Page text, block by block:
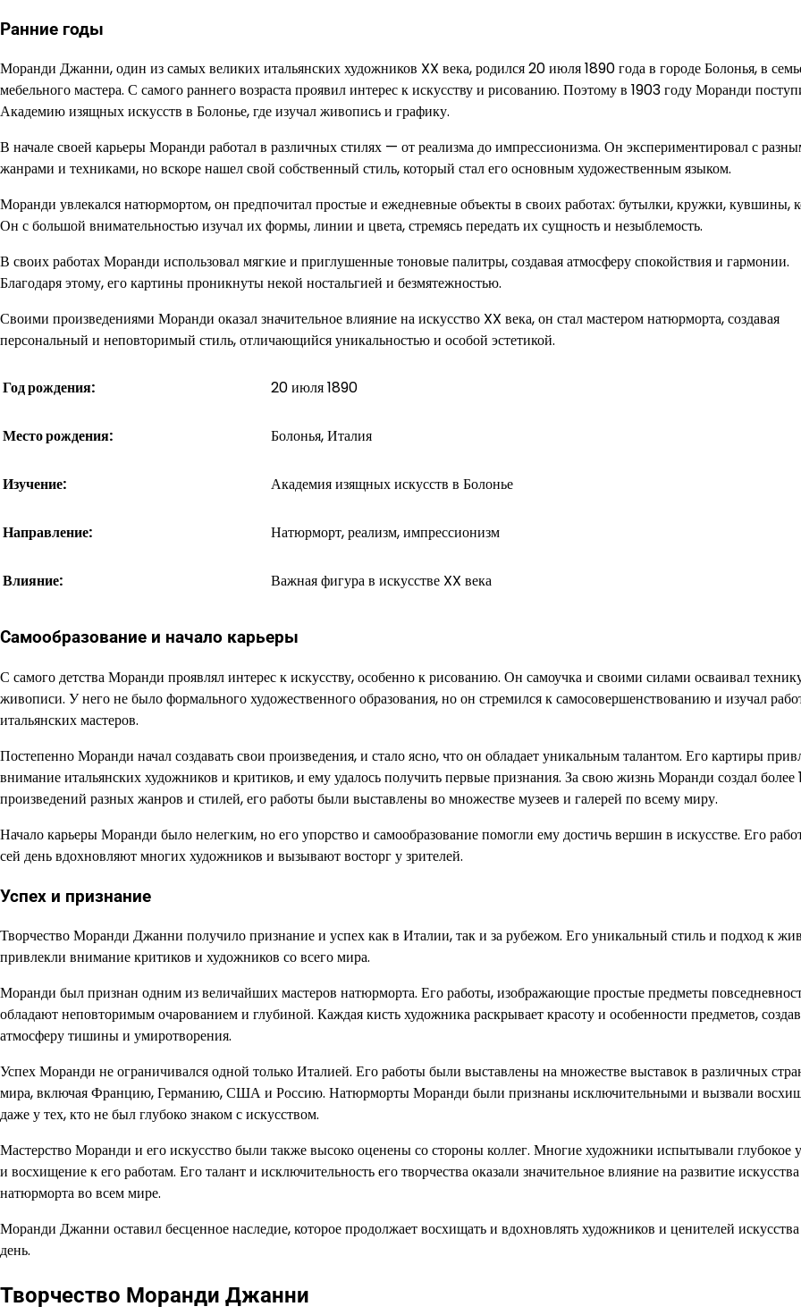
Ранние годы
Моранди Джанни, один из самых великих итальянских художников XX века, родился 20 июля 1890 года в городе Болонья, в
мебельного мастера. С самого раннего возраста проявил интерес к искусству и рисованию. Поэтому в 1903 году Моранди
Академию изящных искусств в Болонье, где изучал живопись и графику.
В начале своей карьеры Моранди работал в различных стилях — от реализма до импрессионизма. Он экспериментировал с
жанрами и техниками, но вскоре нашел свой собственный стиль, который стал его основным художественным языком.
Моранди увлекался натюрмортом, он предпочитал простые и ежедневные объекты в своих работах: бутылки, кружки, кувшины,
Он с большой внимательностью изучал их формы, линии и цвета, стремясь передать их сущность и незыблемость.
В своих работах Моранди использовал мягкие и приглушенные тоновые палитры, создавая атмосферу спокойствия и гармонии.
Благодаря этому, его картины проникнуты некой ностальгией и безмятежностью.
Своими произведениями Моранди оказал значительное влияние на искусство XX века, он стал мастером натюрморта, создавая
персональный и неповторимый стиль, отличающийся уникальностью и особой эстетикой.
Год рождения: 20 июля 1890
Место рождения: Болонья, Италия
Изучение: Академия изящных искусств в Болонье
Направление: Натюрморт, реализм, импрессионизм
Влияние: Важная фигура в искусстве XX века
Самообразование и начало карьеры
С самого детства Моранди проявлял интерес к искусству, особенно к рисованию. Он самоучка и своими силами осваивал
живописи. У него не было формального художественного образования, но он стремился к самосовершенствованию и изучал
итальянских мастеров.
Постепенно Моранди начал создавать свои произведения, и стало ясно, что он обладает уникальным талантом. Его картиры
внимание итальянских художников и критиков, и ему удалось получить первые признания. За свою жизнь Моранди создал
произведений разных жанров и стилей, его работы были выставлены во множестве музеев и галерей по всему миру.
Начало карьеры Моранди было нелегким, но его упорство и самообразование помогли ему достичь вершин в искусстве. Его
сей день вдохновляют многих художников и вызывают восторг у зрителей.
Успех и признание
Творчество Моранди Джанни получило признание и успех как в Италии, так и за рубежом. Его уникальный стиль и подход к
привлекли внимание критиков и художников со всего мира.
Моранди был признан одним из величайших мастеров натюрморта. Его работы, изображающие простые предметы
обладают неповторимым очарованием и глубиной. Каждая кисть художника раскрывает красоту и особенности предметов,
атмосферу тишины и умиротворения.
Успех Моранди не ограничивался одной только Италией. Его работы были выставлены на множестве выставок в различных
мира, включая Францию, Германию, США и Россию. Натюрморты Моранди были признаны исключительными и вызвали
даже у тех, кто не был глубоко знаком с искусством.
Мастерство Моранди и его искусство были также высоко оценены со стороны коллег. Многие художники испытывали глубокое
и восхищение к его работам. Его талант и исключительность его творчества оказали значительное влияние на развитие искусства
натюрморта во всем мире.
Моранди Джанни оставил бесценное наследие, которое продолжает восхищать и вдохновлять художников и ценителей
день.
Творчество Моранди Джанни